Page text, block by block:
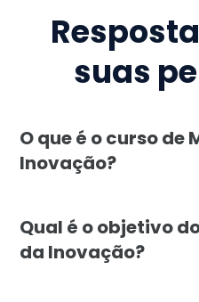
suas
O que é o curso de
Inovação?
Qual é o objetivo
da Inovação?